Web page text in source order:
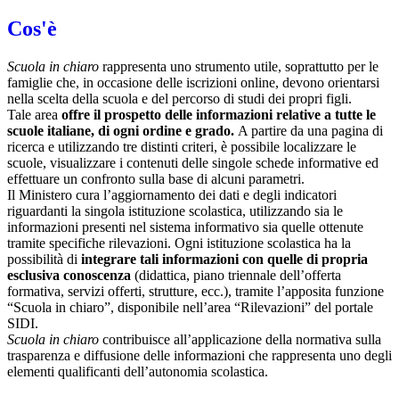
Cos'è
Scuola in chiaro rappresenta uno strumento utile, soprattutto per le
famiglie che, in occasione delle iscrizioni online, devono orientarsi
nella scelta della scuola e del percorso di studi dei propri figli.
Tale area offre il prospetto delle informazioni relative a tutte le
scuole italiane, di ogni ordine e grado. A partire da una pagina di
ricerca e utilizzando tre distinti criteri, è possibile localizzare le
scuole, visualizzare i contenuti delle singole schede informative ed
effettuare un confronto sulla base di alcuni parametri.
Il Ministero cura l’aggiornamento dei dati e degli indicatori
riguardanti la singola istituzione scolastica, utilizzando sia le
informazioni presenti nel sistema informativo sia quelle ottenute
tramite specifiche rilevazioni. Ogni istituzione scolastica ha la
possibilità di integrare tali informazioni con quelle di propria
esclusiva conoscenza (didattica, piano triennale dell’offerta
formativa, servizi offerti, strutture, ecc.), tramite l’apposita funzione
“Scuola in chiaro”, disponibile nell’area “Rilevazioni” del portale
SIDI.
Scuola in chiaro contribuisce all’applicazione della normativa sulla
trasparenza e diffusione delle informazioni che rappresenta uno degli
elementi qualificanti dell’autonomia scolastica.